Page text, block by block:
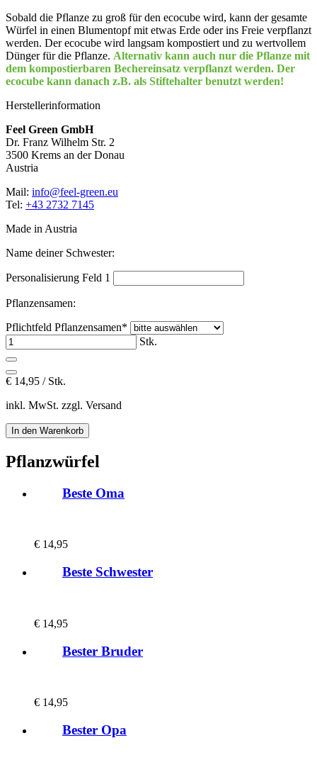
Sobald die Pflanze zu groß für den ecocube wird, kann der gesamte
Würfel in einen Blumentopf mit etwas Erde oder ins Freie verpflanzt
werden. Der ecocube wird langsam kompostiert und zu wertvollem
Dünger für die Pflanze. Alternativ kann auch nur die Pflanze mit
dem kompostierbaren Bechereinsatz verpflanzt werden. Der
ecocube kann danach z.B. als Stiftehalter benutzt werden!
Herstellerinformation
Feel Green GmbH
Dr. Franz Wilhelm Str. 2
3500 Krems an der Donau
Austria
Mail: info@feel-green.eu
Tel: +43 2732 7145
Made in Austria
Name deiner Schwester:
Personalisierung Feld 1
Pflanzensamen:
Pflichtfeld Pflanzensamen*
Stk.
€ 14,95 / Stk.
inkl. MwSt. zzgl. Versand
Pflanzwürfel
Beste Oma
€ 14,95
Beste Schwester
€ 14,95
Bester Bruder
€ 14,95
Bester Opa